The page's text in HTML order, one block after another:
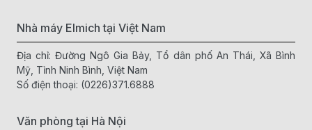
Nhà máy Elmich tại Việt Nam
Địa chỉ: Đường Ngô Gia Bảy, Tổ dân phố An Thái, Xã Bình
Mỹ, Tỉnh Ninh Bình, Việt Nam
Số điện thoại: (0226)371.6888
Văn phòng tại Hà Nội